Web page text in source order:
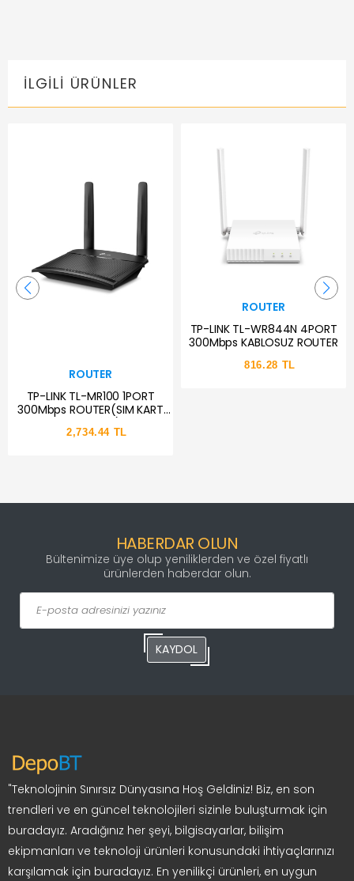
İLGILI ÜRÜNLER
ROUTER
TP-LINK TL-MR100 1PORT
300Mbps ROUTER(SIM KART
TAKILABİLİR)
2,734.44 TL
ROUTER
TP-LINK TL-WR844N 4PORT
300Mbps KABLOSUZ ROUTER
816.28 TL
HABERDAR OLUN
Bültenimize üye olup yeniliklerden ve özel fiyatlı
ürünlerden haberdar olun.
KAYDOL
"Teknolojinin Sınırsız Dünyasına Hoş Geldiniz! Biz, en son
trendleri ve en güncel teknolojileri sizinle buluşturmak için
buradayız. Aradığınız her şeyi, bilgisayarlar, bilişim
ekipmanları ve teknoloji ürünleri konusundaki ihtiyaçlarınızı
karşılamak için buradayız. En yenilikçi ürünleri, en uygun